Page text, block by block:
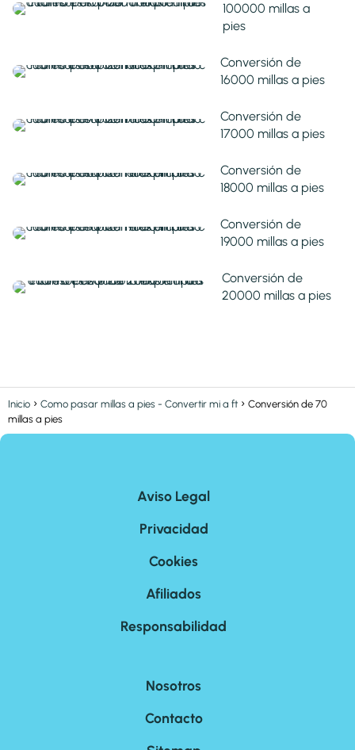
100000 millas a
pies
Conversión de
16000 millas a pies
Conversión de
17000 millas a pies
Conversión de
18000 millas a pies
Conversión de
19000 millas a pies
Conversión de
20000 millas a pies
Inicio Como pasar millas a pies - Convertir mi a ft
Conversión de 70
millas a pies
Aviso Legal
Privacidad
Cookies
Afiliados
Responsabilidad
Nosotros
Contacto